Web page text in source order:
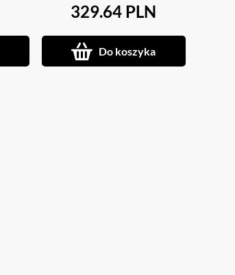
329.64 PLN
Do koszyka